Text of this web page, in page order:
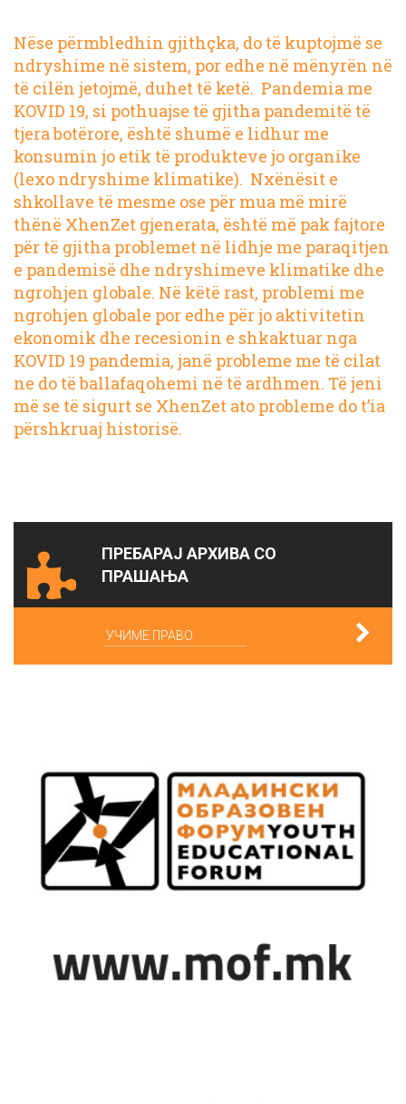
Nëse përmbledhin gjithçka, do të kuptojmë se
ndryshime në sistem, por edhe në mënyrën në
të cilën jetojmë, duhet të ketë. Pandemia me
KOVID 19, si pothuajse të gjitha pandemitë të
tjera botërore, është shumë e lidhur me
konsumin jo etik të produkteve jo organike
(lexo ndryshime klimatike). Nxënësit e
shkollave të mesme ose për mua më mirë
thënë XhenZet gjenerata, është më pak fajtore
për të gjitha problemet në lidhje me paraqitjen
e pandemisë dhe ndryshimeve klimatike dhe
ngrohjen globale. Në këtë rast, problemi me
ngrohjen globale por edhe për jo aktivitetin
ekonomik dhe recesionin e shkaktuar nga
KOVID 19 pandemia, janë probleme me të cilat
ne do të ballafaqohemi në të ardhmen. Të jeni
më se të sigurt se XhenZet ato probleme do t’ia
përshkruaj historisë.
ПРЕБАРАЈ АРХИВА СО
ПРАШАЊА